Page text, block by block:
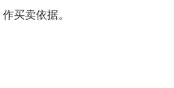
作买卖依据。